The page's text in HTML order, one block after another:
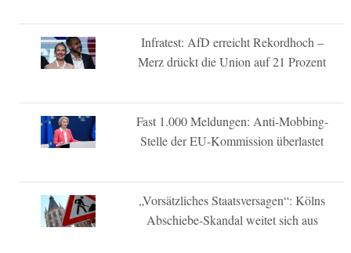
Infratest: AfD erreicht Rekordhoch –
Merz drückt die Union auf 21 Prozent
Fast 1.000 Meldungen: Anti-Mobbing-
Stelle der EU-Kommission überlastet
„Vorsätzliches Staatsversagen“: Kölns
Abschiebe-Skandal weitet sich aus